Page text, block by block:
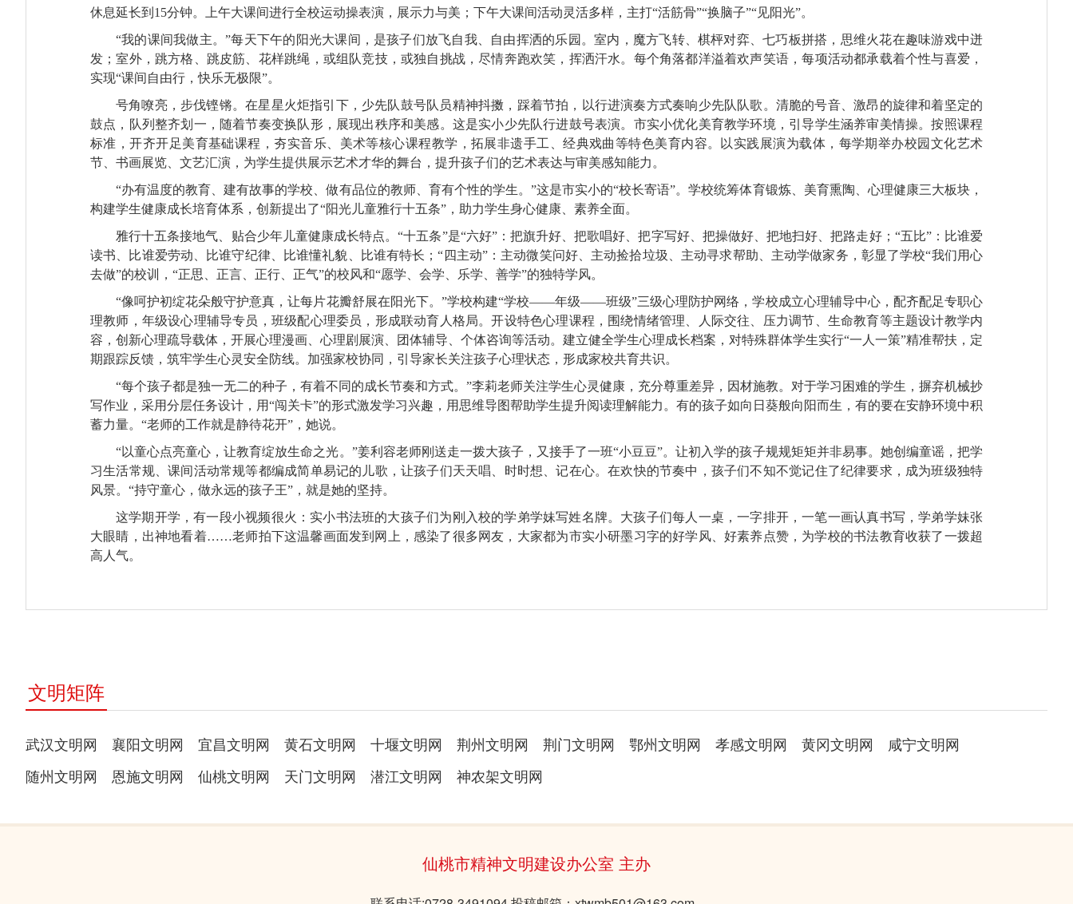
休息延长到15分钟。上午大课间进行全校运动操表演，展示力与美；下午大课间活动灵活多样，主打“活筋骨”“换脑子”“见阳光”。
“我的课间我做主。”每天下午的阳光大课间，是孩子们放飞自我、自由挥洒的乐园。室内，魔方飞转、棋枰对弈、七巧板拼搭，思维火花在趣味游戏中迸
发；室外，跳方格、跳皮筋、花样跳绳，或组队竞技，或独自挑战，尽情奔跑欢笑，挥洒汗水。每个角落都洋溢着欢声笑语，每项活动都承载着个性与喜爱，
实现“课间自由行，快乐无极限”。
号角嘹亮，步伐铿锵。在星星火炬指引下，少先队鼓号队员精神抖擞，踩着节拍，以行进演奏方式奏响少先队队歌。清脆的号音、激昂的旋律和着坚定的
鼓点，队列整齐划一，随着节奏变换队形，展现出秩序和美感。这是实小少先队行进鼓号表演。市实小优化美育教学环境，引导学生涵养审美情操。按照课程
标准，开齐开足美育基础课程，夯实音乐、美术等核心课程教学，拓展非遗手工、经典戏曲等特色美育内容。以实践展演为载体，每学期举办校园文化艺术
节、书画展览、文艺汇演，为学生提供展示艺术才华的舞台，提升孩子们的艺术表达与审美感知能力。
“办有温度的教育、建有故事的学校、做有品位的教师、育有个性的学生。”这是市实小的“校长寄语”。学校统筹体育锻炼、美育熏陶、心理健康三大板块，
构建学生健康成长培育体系，创新提出了“阳光儿童雅行十五条”，助力学生身心健康、素养全面。
雅行十五条接地气、贴合少年儿童健康成长特点。“十五条”是“六好”：把旗升好、把歌唱好、把字写好、把操做好、把地扫好、把路走好；“五比”：比谁爱
读书、比谁爱劳动、比谁守纪律、比谁懂礼貌、比谁有特长；“四主动”：主动微笑问好、主动捡拾垃圾、主动寻求帮助、主动学做家务，彰显了学校“我们用心
去做”的校训，“正思、正言、正行、正气”的校风和“愿学、会学、乐学、善学”的独特学风。
“像呵护初绽花朵般守护意真，让每片花瓣舒展在阳光下。”学校构建“学校——年级——班级”三级心理防护网络，学校成立心理辅导中心，配齐配足专职心
理教师，年级设心理辅导专员，班级配心理委员，形成联动育人格局。开设特色心理课程，围绕情绪管理、人际交往、压力调节、生命教育等主题设计教学内
容，创新心理疏导载体，开展心理漫画、心理剧展演、团体辅导、个体咨询等活动。建立健全学生心理成长档案，对特殊群体学生实行“一人一策”精准帮扶，定
期跟踪反馈，筑牢学生心灵安全防线。加强家校协同，引导家长关注孩子心理状态，形成家校共育共识。
“每个孩子都是独一无二的种子，有着不同的成长节奏和方式。”李莉老师关注学生心灵健康，充分尊重差异，因材施教。对于学习困难的学生，摒弃机械抄
写作业，采用分层任务设计，用“闯关卡”的形式激发学习兴趣，用思维导图帮助学生提升阅读理解能力。有的孩子如向日葵般向阳而生，有的要在安静环境中积
蓄力量。“老师的工作就是静待花开”，她说。
“以童心点亮童心，让教育绽放生命之光。”姜利容老师刚送走一拨大孩子，又接手了一班“小豆豆”。让初入学的孩子规规矩矩并非易事。她创编童谣，把学
习生活常规、课间活动常规等都编成简单易记的儿歌，让孩子们天天唱、时时想、记在心。在欢快的节奏中，孩子们不知不觉记住了纪律要求，成为班级独特
风景。“持守童心，做永远的孩子王”，就是她的坚持。
这学期开学，有一段小视频很火：实小书法班的大孩子们为刚入校的学弟学妹写姓名牌。大孩子们每人一桌，一字排开，一笔一画认真书写，学弟学妹张
大眼睛，出神地看着……老师拍下这温馨画面发到网上，感染了很多网友，大家都为市实小研墨习字的好学风、好素养点赞，为学校的书法教育收获了一拨超
高人气。
文明矩阵
武汉文明网 襄阳文明网 宜昌文明网 黄石文明网 十堰文明网 荆州文明网 荆门文明网 鄂州文明网 孝感文明网 黄冈文明网
咸宁文明网
随州文明网
恩施文明网 仙桃文明网 天门文明网 潜江文明网 神农架文明网
仙桃市精神文明建设办公室 主办